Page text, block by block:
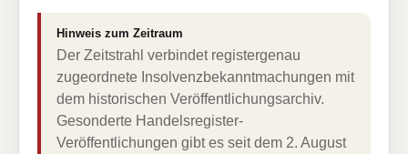
Hinweis zum Zeitraum
Der Zeitstrahl verbindet registergenau
zugeordnete Insolvenzbekanntmachungen mit
dem historischen Veröffentlichungsarchiv.
Gesonderte Handelsregister-
Veröffentlichungen gibt es seit dem 2. August